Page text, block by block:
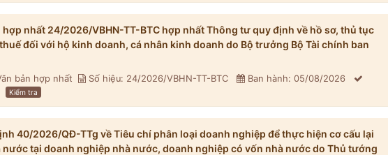
hợp nhất 24/2026/VBHN-TT-BTC hợp nhất Thông tư quy định về hồ sơ, thủ tục
đối với hộ kinh doanh, cá nhân kinh doanh do Bộ trưởng Bộ Tài chính ban
bản hợp nhất Số hiệu: 24/2026/VBHN-TT-BTC
Ban hành: 05/08/2026
Kiểm tra
40/2026/QĐ-TTg về Tiêu chí phân loại doanh nghiệp để thực hiện cơ cấu lại
nước tại doanh nghiệp nhà nước, doanh nghiệp có vốn nhà nước do Thủ tướng